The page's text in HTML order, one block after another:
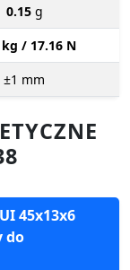
0.15 g
kg / 17.16 N
±1 mm
45x13x6
do